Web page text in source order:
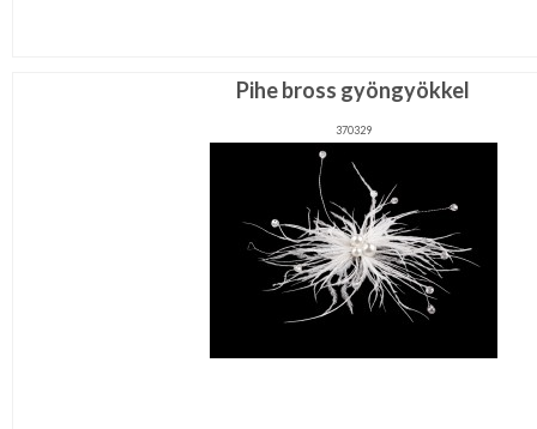
Pihe bross gyöngyökkel
370329